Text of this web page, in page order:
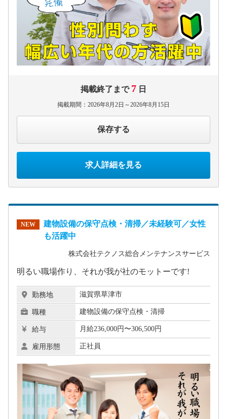
掲載終了まで 7 日
掲載期間：2026年8月2日～2026年8月15日
保存する
求人詳細を見る
NEW
建物設備の保守点検・清掃／未経験可／女性
も活躍中
株式会社テクノス総合メンテナンスサービス
明るい職場作り、それが我が社のモットーです!
勤務地 滋賀県草津市
職種 建物設備の保守点検・清掃
給与 月給236,000円〜306,500円
雇用形態 正社員